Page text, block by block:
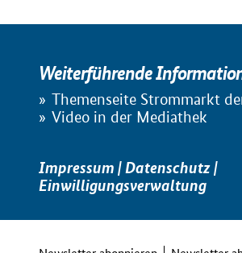
Weiterführende
Themenseite Strommarkt
Video in der Mediathek
Impressum |Datenschutz|
Einwilligungsverwaltung